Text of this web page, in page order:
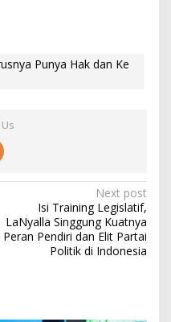
Punya Hak dan Ke
Next post
Isi Training Legislatif,
LaNyalla Singgung Kuatnya
Peran Pendiri dan Elit Partai
Politik di Indonesia